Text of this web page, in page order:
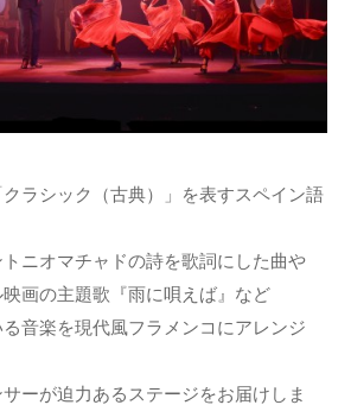
クラシック（古典）」を表すスペイン語
ニオマチャドの詩を歌詞にした曲や
画の主題歌『雨に唄えば』など
る音楽を現代風フラメンコにアレンジ
ーが迫力あるステージをお届けしま